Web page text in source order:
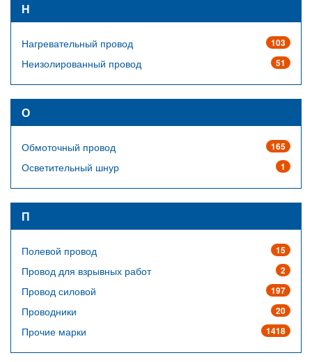
Н
103
Нагревательный провод
51
Неизолированный провод
О
165
Обмоточный провод
1
Осветительный шнур
П
15
Полевой провод
2
Провод для взрывных работ
197
Провод силовой
20
Проводники
1418
Прочие марки